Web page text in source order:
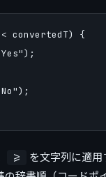
convertedT) {
>=
を文字列に適用